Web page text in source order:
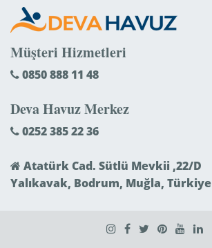
Müşteri Hizmetleri
0850 888 11 48
Deva Havuz Merkez
0252 385 22 36
Atatürk Cad. Sütlü Mevkii ,22/D
Yalıkavak, Bodrum, Muğla, Türkiye